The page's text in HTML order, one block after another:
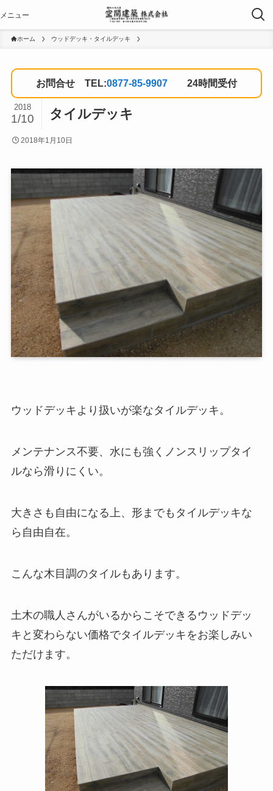
ホーム ウッドデッキ・タイルデッキ
お問合せ TEL:0877-85-9907 24時間受付
タイルデッキ
2018
1/10
2018年1月10日
ウッドデッキより扱いが楽なタイルデッキ。
メンテナンス不要、水にも強くノンスリップタイ
ルなら滑りにくい。
大きさも自由になる上、形までもタイルデッキな
ら自由自在。
こんな木目調のタイルもあります。
土木の職人さんがいるからこそできるウッドデッ
キと変わらない価格でタイルデッキをお楽しみい
ただけます。